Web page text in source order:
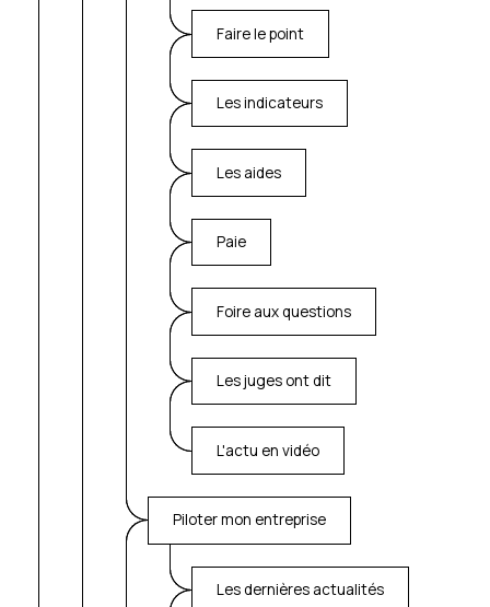
Faire le point
Les indicateurs
Les aides
Paie
Foire aux questions
Les juges ont dit
L'actu en vidéo
Piloter mon entreprise
Les dernières actualités